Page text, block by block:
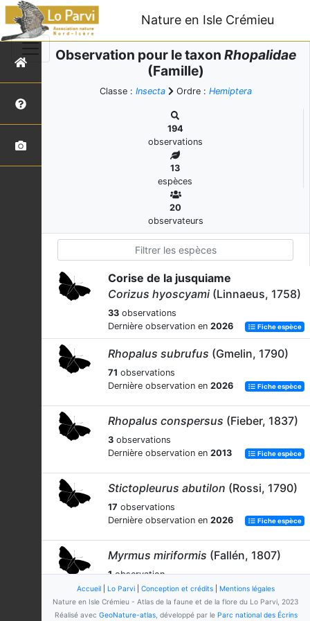
Nature en Isle Crémieu
Observation pour le taxon Rhopalidae
(Famille)
Classe : Insecta Ordre : Hemiptera
194
observations
13
espèces
20
observateurs
Corise de la jusquiame
Corizus hyoscyami (Linnaeus, 1758)
33 observations
Dernière observation en 2026 Fiche espèce
Rhopalus subrufus (Gmelin, 1790)
71 observations
Dernière observation en 2026 Fiche espèce
Rhopalus conspersus (Fieber, 1837)
3 observations
Dernière observation en 2013 Fiche espèce
Stictopleurus abutilon (Rossi, 1790)
17 observations
Dernière observation en 2026 Fiche espèce
Myrmus miriformis (Fallén, 1807)
1observation
Dernière observation en1996 Fiche espèce
Accueil Lo Parvi Conception et crédits
Mentions légales
Nature en Isle Crémieu - Atlas de la faune et de la flore du Lo Parvi, 2023
Réalisé avec GeoNature-atlas, développé par le Parc national des Écrins